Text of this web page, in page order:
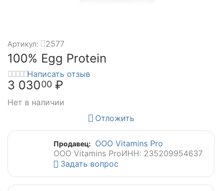
Артикул: 2577
100% Egg Protein
Написать отзыв
3 03000 ₽
Нет в наличии
Отложить
Продавец: ООО Vitamins Pro
ООО Vitamins ProИНН: 235209954637
Задать вопрос